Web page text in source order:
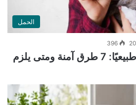
الحمل
396
علاج الكحة للحامل طبيعيًا: 7 طرق آمنة ومتى يلزم